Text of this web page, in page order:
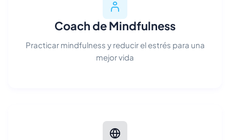
Coach de Mindfulness
Practicar mindfulness y reducir el estrés para una
mejor vida